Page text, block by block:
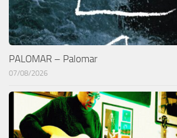
PALOMAR – Palomar
07/08/2026